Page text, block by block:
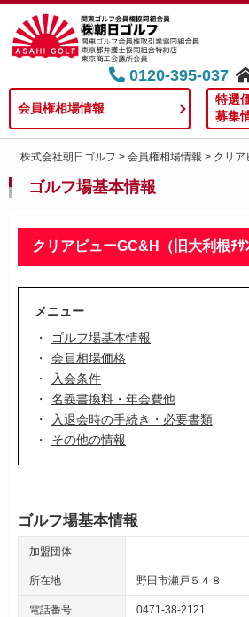
0120-395-037
会員権相場情報
特選
募集
株式会社朝日ゴルフ > 会員権相場情報 > クリア
ゴルフ場基本情報
クリアビューGC&H（旧大利根ﾁｻﾝ
メニュー
ゴルフ場基本情報
会員相場価格
入会条件
名義書換料・年会費他
入退会時の手続き・必要書類
その他の情報
ゴルフ場基本情報
加盟団体
所在地 野田市瀬戸５４８
電話番号 0471-38-2121